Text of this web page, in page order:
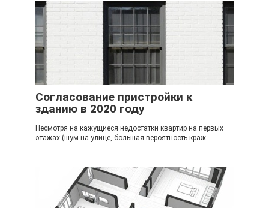
Согласование пристройки к
зданию в 2020 году
Несмотря на кажущиеся недостатки квартир на первых
этажах (шум на улице, большая вероятность краж